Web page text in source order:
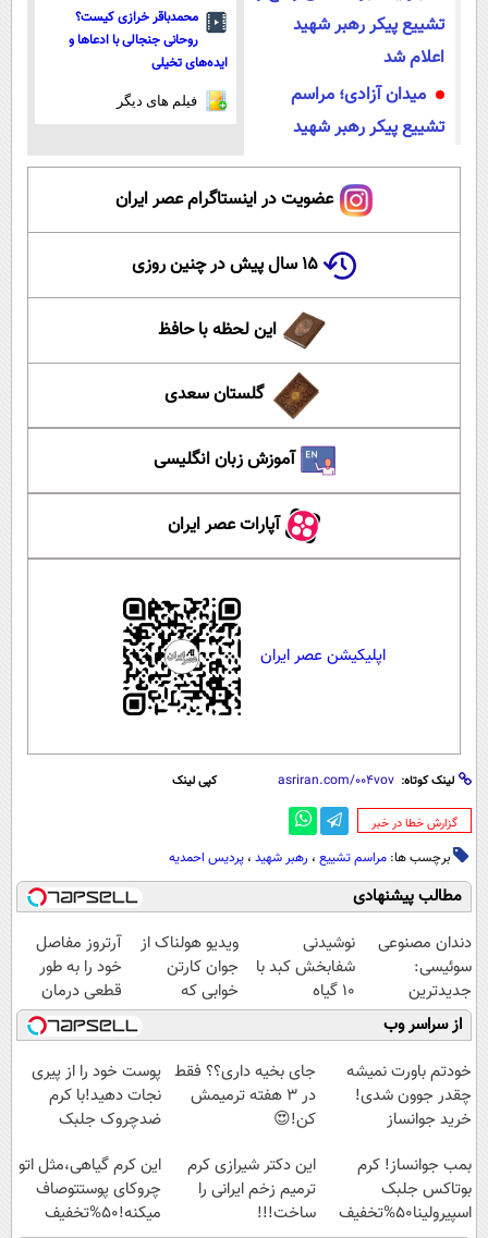
تشییع پیکر رهبر شهید
اعلام شد
میدان آزادی؛ مراسم
تشییع پیکر رهبر شهید
محمدباقر خرازی کیست؟
روحانی جنجالی با ادعاها و
ایده‌های تخیلی
فیلم های دیگر
عضویت در اینستاگرام عصر ایران
۱۵ سال پیش در چنین روزی
این لحظه با حافظ
گلستان سعدی
آموزش زبان انگلیسی
آپارات عصر ایران
اپلیکیشن عصر ایران
لینک کوتاه: کپی لینک
‌گزارش خطا در خبر
برچسب ها: مراسم تشییع ، رهبر شهید ، پردیس احمدیه
مطالب پیشنهادی
دندان مصنوعی
سوئیسی:
جدیدترین
فناوری اروپا،
سبک و مقاوم |
پرداخت قسطی
نوشیدنی
شفابخش کبد با
10 گیاه
موثر(تخفیف تا
امشب)
ویدیو هولناک از
جوان کارتن
خوابی که
میلیاردر شد.
آموزش رایگان
آرتروز مفاصل
خود را به طور
قطعی درمان
کنید!
◗پرسش‌نامه◖
از سراسر وب
خودتم باورت نمیشه
چقدر جوون شدی!
خرید جوانساز
ویژه
جای بخیه داری؟؟ فقط
در 3 هفته ترمیمش
کن!😍
پوست خود را از پیری
نجات دهید!با کرم
ضدچروک جلبک
بمب جوانساز! کرم
بوتاکس جلبک
اسپیرولینا50%تخفیف
این دکتر شیرازی کرم
ترمیم زخم ایرانی را
ساخت!!!
این کرم گیاهی،مثل اتو
چروکای پوستتوصاف
میکنه!50%تخفیف